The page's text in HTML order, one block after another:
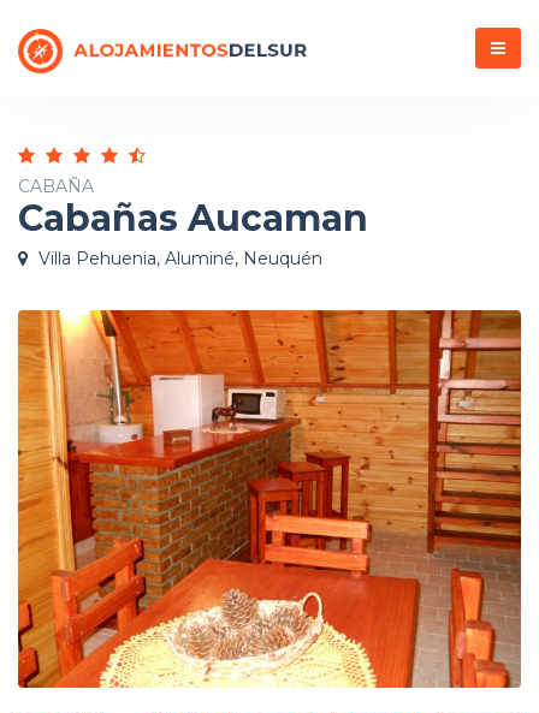
Menú
CABAÑA
Cabañas Aucaman
Villa Pehuenia, Aluminé, Neuquén